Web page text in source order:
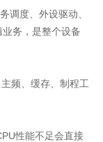
调度、外设驱动、
务，是整个设备
频、缓存、制程工
性能不足会直接